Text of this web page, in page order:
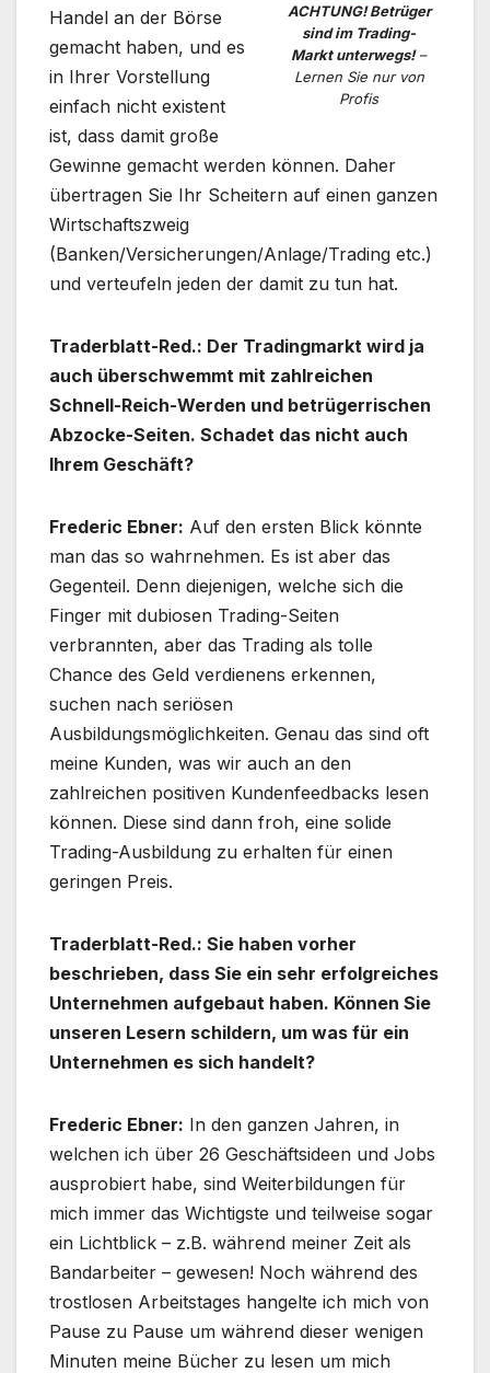
ACHTUNG! Betrüger
sind im Trading-
Markt unterwegs!–
Lernen Sie nur von
Profis
Handel an der Börse
gemacht haben, und es
in Ihrer Vorstellung
einfach nicht existent
ist, dass damit große
Gewinne gemacht werden können. Daher
übertragen Sie Ihr Scheitern auf einen ganzen
Wirtschaftszweig
(Banken/Versicherungen/Anlage/Trading etc.)
und verteufeln jeden der damit zu tun hat.
Traderblatt-Red.: Der Tradingmarkt wird ja
auch überschwemmt mit zahlreichen
Schnell-Reich-Werden und betrügerrischen
Abzocke-Seiten. Schadet das nicht auch
Ihrem Geschäft?
Frederic Ebner: Auf den ersten Blick könnte
man das so wahrnehmen. Es ist aber das
Gegenteil. Denn diejenigen, welche sich die
Finger mit dubiosen Trading-Seiten
verbrannten, aber das Trading als tolle
Chance des Geld verdienens erkennen,
suchen nach seriösen
Ausbildungsmöglichkeiten. Genau das sind oft
meine Kunden, was wir auch an den
zahlreichen positiven Kundenfeedbacks lesen
können. Diese sind dann froh, eine solide
Trading-Ausbildung zu erhalten für einen
geringen Preis.
Traderblatt-Red.: Sie haben vorher
beschrieben, dass Sie ein sehr erfolgreiches
Unternehmen aufgebaut haben. Können Sie
unseren Lesern schildern, um was für ein
Unternehmen es sich handelt?
Frederic Ebner: In den ganzen Jahren, in
welchen ich über 26 Geschäftsideen und Jobs
ausprobiert habe, sind Weiterbildungen für
mich immer das Wichtigste und teilweise sogar
ein Lichtblick – z.B. während meiner Zeit als
Bandarbeiter – gewesen! Noch während des
trostlosen Arbeitstages hangelte ich mich von
Pause zu Pause um während dieser wenigen
Minuten meine Bücher zu lesen um mich